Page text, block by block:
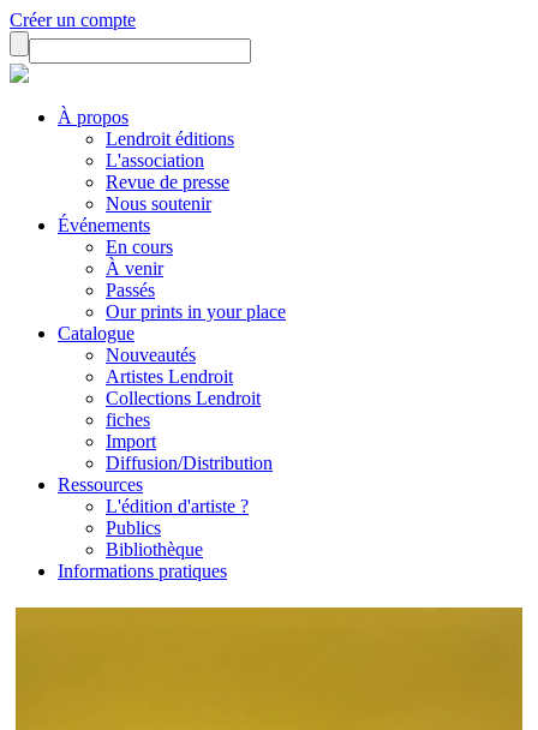
Créer un compte
À propos
Lendroit éditions
L'association
Revue de presse
Nous soutenir
Événements
En cours
À venir
Passés
Our prints in your place
Catalogue
Nouveautés
Artistes Lendroit
Collections Lendroit
fiches
Import
Diffusion/Distribution
Ressources
L'édition d'artiste ?
Publics
Bibliothèque
Informations pratiques